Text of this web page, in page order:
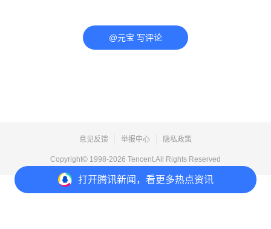
打开腾讯新闻，看更多热点资讯
@元宝 写评论
意见反馈 举报中心 隐私政策
Copyright© 1998-2026 Tencent.All Rights Reserved